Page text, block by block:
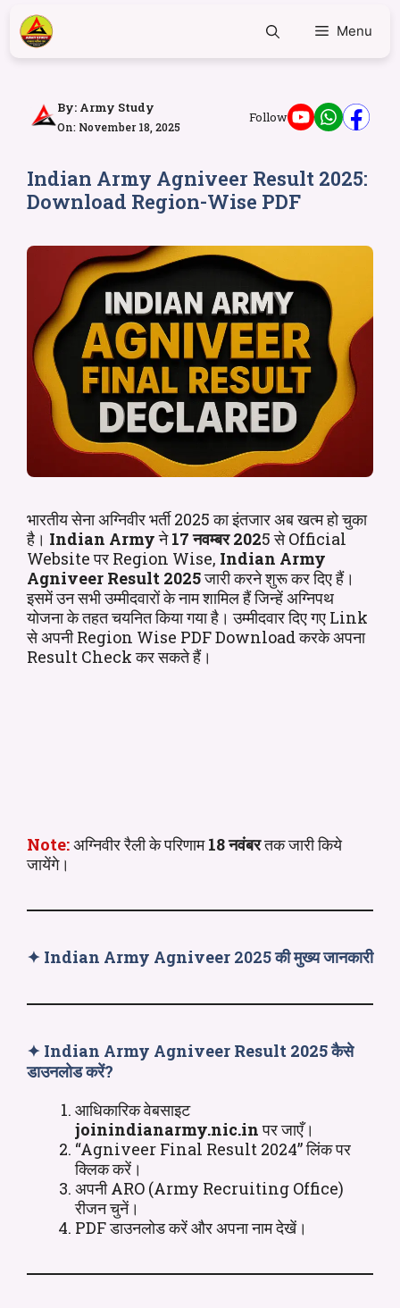
Menu
By: Army Study
On: November 18, 2025
Follow
Indian Army Agniveer Result 2025:
Download Region-Wise PDF
भारतीय सेना अग्निवीर भर्ती 2025 का इंतजार अब खत्म हो चुका
है। Indian Armyने17 नवम्बर 2025 से Official
Website पर Region Wise, Indian Army
Agniveer Result 2025जारी करने शुरू कर दिए हैं।
इसमें उन सभी उम्मीदवारों के नाम शामिल हैं जिन्हें अग्निपथ
योजना के तहत चयनित किया गया है। उम्मीदवार दिए गए Link
से अपनी Region Wise PDF Download करके अपना
Result Check कर सकते हैं।
Note:अग्निवीर रैली के परिणाम18 नवंबरतक जारी किये
जायेंगे।
✦ Indian Army Agniveer 2025की मुख्य जानकारी
✦ Indian Army Agniveer Result 2025 कैसे
डाउनलोड करें?
आधिकारिक वेबसाइट
joinindianarmy.nic.inपर जाएँ।
“Agniveer Final Result 2024” लिंक पर
क्लिक करें।
अपनी ARO (Army Recruiting Office)
रीजन चुनें।
PDF डाउनलोड करें और अपना नाम देखें।